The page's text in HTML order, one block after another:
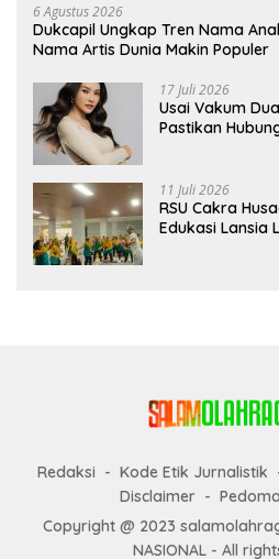
6 Agustus 2026
Dukcapil Ungkap Tren Nama
Nama Artis Dunia Makin Populer
17 Juli 2026
Usai Vakum
Pastikan
11 Juli 2026
RSU Cakra
Edukasi Lansia
Redaksi Kode Etik Jurnalistik
Disclaimer
Copyright @ 2023
NASIONAL - All